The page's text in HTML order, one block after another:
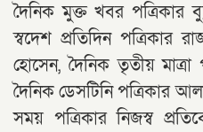
দৈনিক মুক্ত খবর পত্রিকার
স্বদেশ প্রতিদিন পত্রিকার
হোসেন, দৈনিক তৃতীয় মাত্রা
দৈনিক ডেসটিনি পত্রিকার
সময় পত্রিকার নিজস্ব